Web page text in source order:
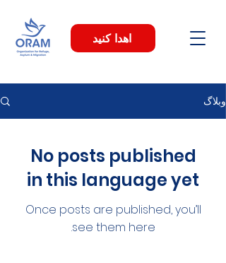
اهدا کنید
وبلاگ
No posts published
in this language yet
Once posts are published, you’ll
see them here.